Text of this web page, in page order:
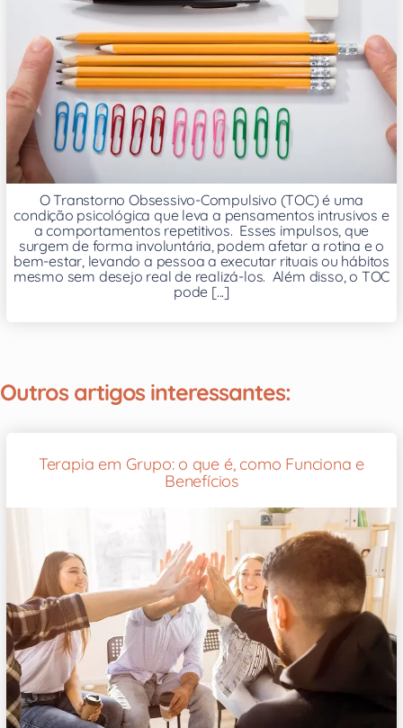
O Transtorno Obsessivo-Compulsivo (TOC) é uma
condição psicológica que leva a pensamentos intrusivos e
a comportamentos repetitivos. Esses impulsos, que
surgem de forma involuntária, podem afetar a rotina e o
bem-estar, levando a pessoa a executar rituais ou hábitos
mesmo sem desejo real de realizá-los. Além disso, o TOC
pode [...]
Outros artigos interessantes:
Terapia em Grupo: o que é, como Funciona e
Benefícios